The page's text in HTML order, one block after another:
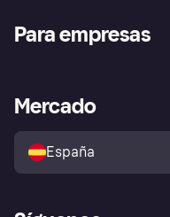
Inicio de sesión
Directorio de tiendas
Política de protección al
comprador de Klarna
Reclamaciones
Para empresas
Acceso empresas
Mercado
España